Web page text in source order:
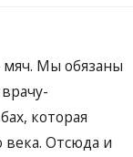
Мы обязаны
которая
века. Отсюда и